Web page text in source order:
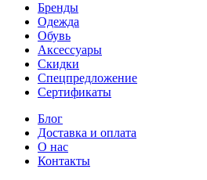
Бренды
Одежда
Обувь
Аксессуары
Скидки
Спецпредложение
Сертификаты
Блог
Доставка и оплата
О нас
Контакты